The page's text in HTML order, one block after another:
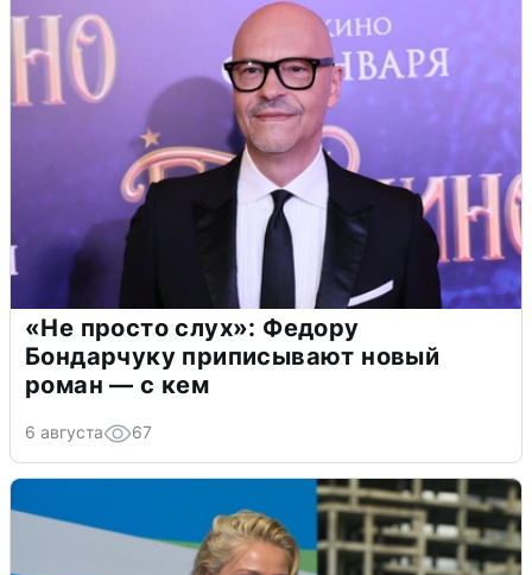
«Не просто слух»: Федору
Бондарчуку приписывают новый
роман — с кем
6 августа 67